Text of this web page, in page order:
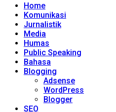
Home
Komunikasi
Jurnalistik
Media
Humas
Public Speaking
Bahasa
Blogging
Adsense
WordPress
Blogger
SEO